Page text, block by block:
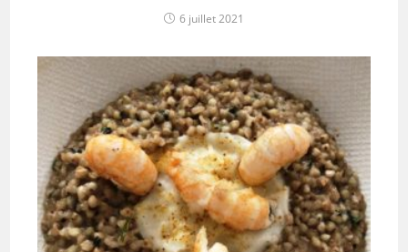
6 juillet 2021